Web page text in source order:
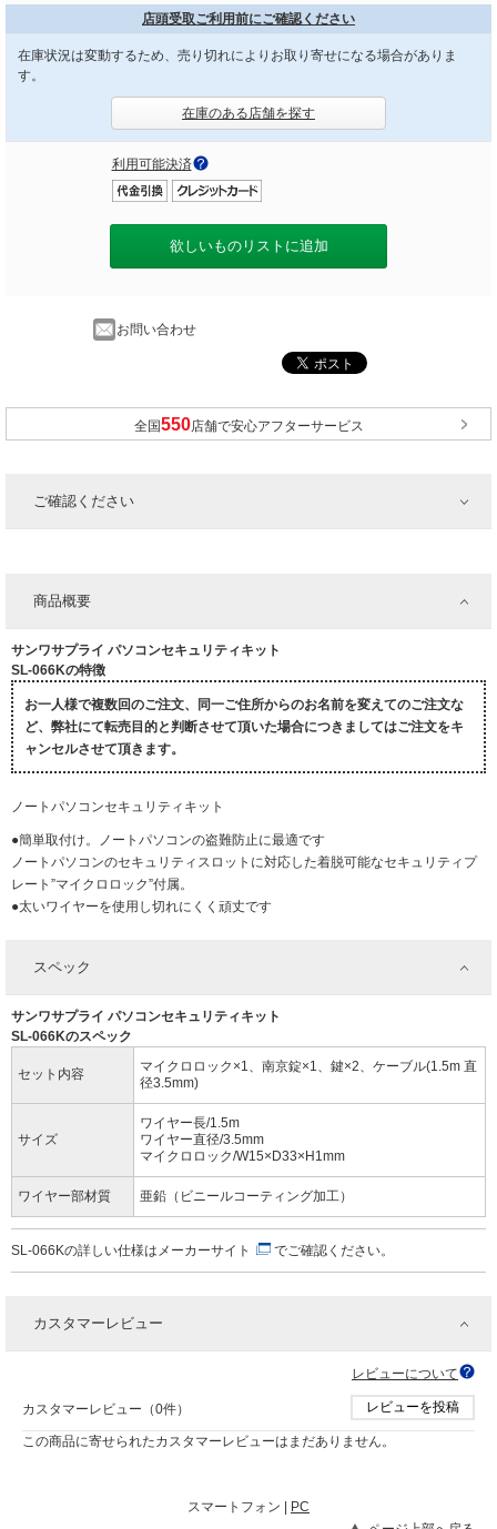
店頭受取ご利用前にご確認ください
在庫状況は変動するため、売り切れによりお取り寄せになる場合がありま
す。
在庫のある店舗を探す
利用可能決済
欲しいものリストに追加
お問い合わせ
全国 店舗で安心アフターサービス
ご確認ください
商品概要
サンワサプライ パソコンセキュリティキット
SL-066Kの特徴
お一人様で複数回のご注文、同一ご住所からのお名前を変えてのご注文な
ど、弊社にて転売目的と判断させて頂いた場合につきましてはご注文をキ
ャンセルさせて頂きます。
ノートパソコンセキュリティキット
●簡単取付け。ノートパソコンの盗難防止に最適です
ノートパソコンのセキュリティスロットに対応した着脱可能なセキュリティプ
レート”マイクロロック”付属。
●太いワイヤーを使用し切れにくく頑丈です
スペック
サンワサプライ パソコンセキュリティキット
SL-066Kのスペック
セット内容
マイクロロック×1、南京錠×1、鍵×2、ケーブル(1.5m 直
径3.5mm)
サイズ
ワイヤー長/1.5m
ワイヤー直径/3.5mm
マイクロロック/W15×D33×H1mm
ワイヤー部材質 亜鉛（ビニールコーティング加工）
SL-066Kの詳しい仕様は メーカーサイト でご確認ください。
カスタマーレビュー
レビューについて
カスタマーレビュー（0件） レビューを投稿
この商品に寄せられたカスタマーレビューはまだありません。
スマートフォン |
PC